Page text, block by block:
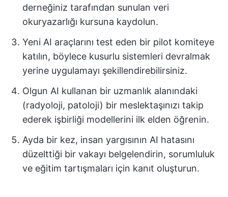
derneğiniz tarafından sunulan veri
okuryazarlığı kursuna kaydolun.
Yeni AI araçlarını test eden bir pilot komiteye
katılın, böylece kusurlu sistemleri devralmak
yerine uygulamayı şekillendirebilirsiniz.
Olgun AI kullanan bir uzmanlık alanındaki
(radyoloji, patoloji) bir meslektaşınızı takip
ederek işbirliği modellerini ilk elden öğrenin.
Ayda bir kez, insan yargısının AI hatasını
düzelttiği bir vakayı belgelendirin, sorumluluk
ve eğitim tartışmaları için kanıt oluşturun.